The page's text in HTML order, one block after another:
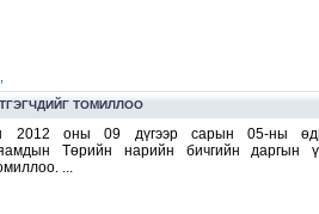
ТОМИЛЛОО
2012 оны 09 дүгээр сарын 05-ны
Төрийн нарийн бичгийн даргын
...